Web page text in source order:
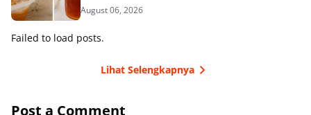
August 06, 2026
Failed to load posts.
Lihat Selengkapnya
Post a Comment